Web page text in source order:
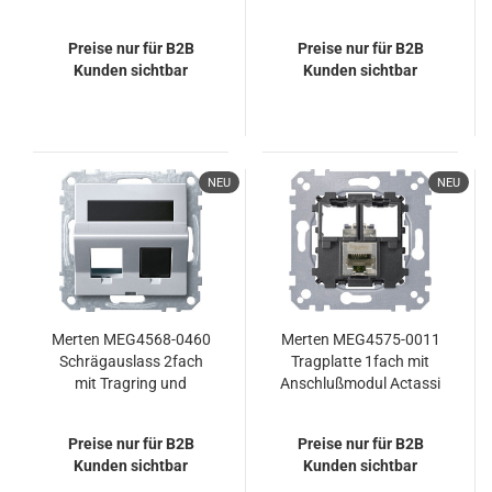
M
Preise nur für B2B
Kunden sichtbar
System M
Preise nur für B2B
Kunden sichtbar
NEU
Merten MEG4568-0460
Schrägauslass 2fach
mit Tragring und
System M
Preise nur für B2B
Kunden sichtbar
NEU
Merten MEG4575-0011
Tragplatte 1fach mit
Anschlußmodul Actassi
Preise nur für B2B
Kunden sichtbar